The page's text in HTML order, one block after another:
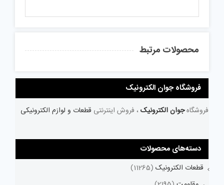
محصولات مرتبط
فروشگاه جوان الکترونیک
فروشگاهجوان الکترونیک ، فروش اینترنتی قطعات و لوازم الکترونیکی
دسته‌های محصولات
قطعات الکترونیک (11265)